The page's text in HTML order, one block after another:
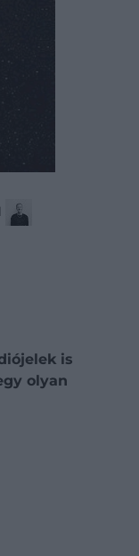
is
olyan